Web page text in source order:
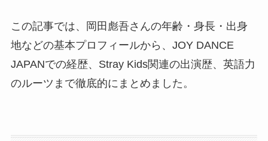
この記事では、岡田彪吾さんの年齢・身長・出身
地などの基本プロフィールから、JOY DANCE
JAPANでの経歴、Stray Kids関連の出演歴、英語力
のルーツまで徹底的にまとめました。